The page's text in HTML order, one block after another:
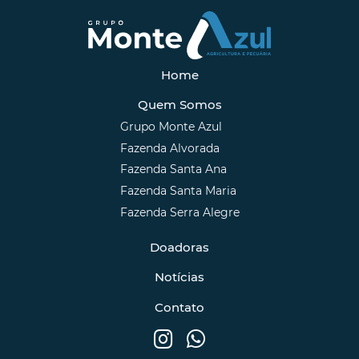
Home
Quem Somos
Grupo Monte Azul
Fazenda Alvorada
Fazenda Santa Ana
Fazenda Santa Maria
Fazenda Serra Alegre
Doadoras
Notícias
Contato